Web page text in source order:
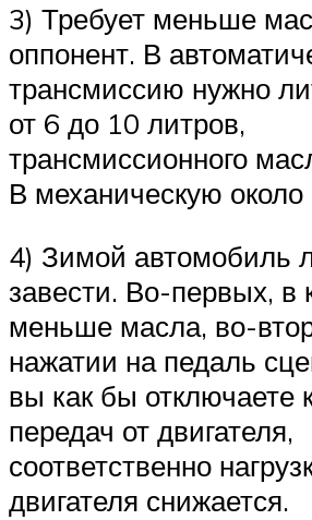
3) Требует меньше
оппонент. В
трансмиссию нужно
от 6 до 10 литров,
трансмиссионного
В механическую около
4) Зимой автомобиль
завести. Во-первых, в
меньше масла, во-
нажатии на педаль
вы как бы отключаете
передач от двигателя,
соответственно
двигателя снижается.